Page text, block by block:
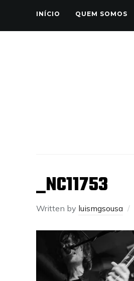
INÍCIO QUEM SOMOS
_NC11753
Written by luismgsousa